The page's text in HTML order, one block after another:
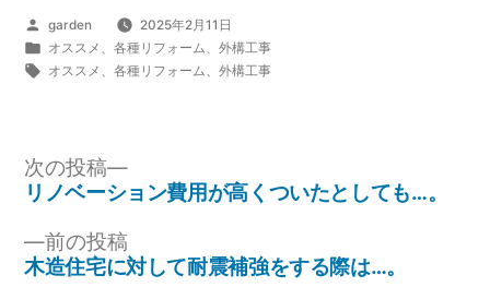
投
稿
者:
garden
2025年2月11日
カ
テ
オススメ 各種リフォーム
外構工事
タ
オススメ 各種リフォーム 外構工事
投
稿
ナ
ビ
前の投稿
の
木造住宅に対して耐震補強をする際は…。
次の投稿
次
の
リノベーション費用が高くついたとしても…。